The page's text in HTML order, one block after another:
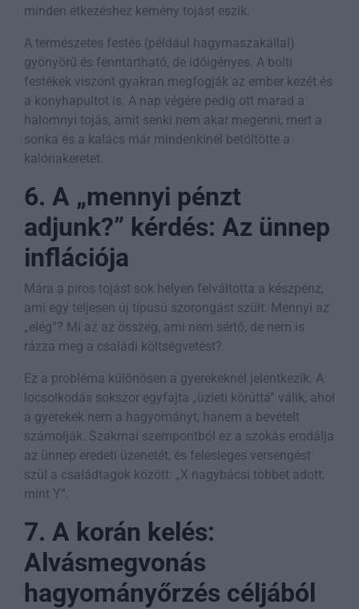
minden étkezéshez kemény tojást eszik.
A természetes festés (például hagymaszakállal)
gyönyörű és fenntartható, de időigényes. A bolti
festékek viszont gyakran megfogják az ember kezét és
a konyhapultot is. A nap végére pedig ott marad a
halomnyi tojás, amit senki nem akar megenni, mert a
sonka és a kalács már mindenkinél betöltötte a
kalóriakeretet.
6. A „mennyi pénzt
adjunk?” kérdés: Az ünnep
inflációja
Mára a piros tojást sok helyen felváltotta a készpénz,
ami egy teljesen új típusú szorongást szült. Mennyi az
„elég”? Mi az az összeg, ami nem sértő, de nem is
rázza meg a családi költségvetést?
Ez a probléma különösen a gyerekeknél jelentkezik. A
locsolkodás sokszor egyfajta „üzleti körúttá” válik, ahol
a gyerekek nem a hagyományt, hanem a bevételt
számolják. Szakmai szempontból ez a szokás erodálja
az ünnep eredeti üzenetét, és felesleges versengést
szül a családtagok között: „X nagybácsi többet adott,
mint Y”.
7. A korán kelés:
Alvásmegvonás
hagyományőrzés céljából